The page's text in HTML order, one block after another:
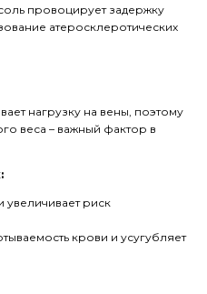
провоцирует задержку
атеросклеротических
нагрузку на вены, поэтому
веса – важный фактор в
увеличивает риск
крови и усугубляет